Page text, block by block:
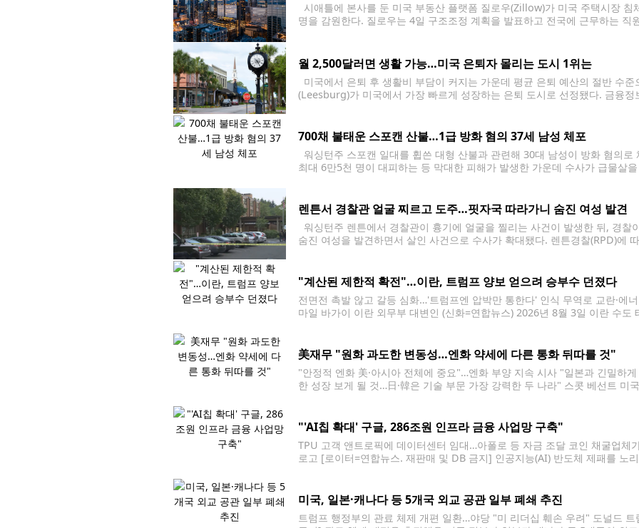
시애틀에 본사를 둔 미국 부동산 플랫폼 질로우(Zillow)가 미국 주택시장
명을 감원한다. 질로우는 4일 구조조정 계획을 발표하고 전국에 근무하는
월 2,500달러면 생활 가능…미국 은퇴자 몰리는 도시 1위는
미국에서 은퇴 후 생활비 부담이 커지는 가운데 평균 은퇴 예산의 절반 수
(Leesburg)가 미국에서 가장 빠르게 성장하는 은퇴 도시로 선정됐다. 금융
700채 불태운 스포캔 산불…1급 방화 혐의 37세 남성 체포
워싱턴주 스포캔 일대를 휩쓴 대형 산불과 관련해 30대 남성이 방화 혐의
최대 6만5천 명이 대피하는 등 막대한 피해가 발생한 가운데 수사가 급물살
렌튼서 경찰관 얼굴 찌르고 도주…핏자국 따라가니 숨진 여성 발견
워싱턴주 렌튼에서 경찰관이 흉기에 얼굴을 찔리는 사건이 발생한 뒤, 경
숨진 여성을 발견하면서 살인 사건으로 수사가 확대됐다. 렌튼경찰(RPD)에
"계산된 제한적 확전"…이란, 트럼프 양보 얻으려 승부수 던졌다
전면전 촉발 않고 갈등 심화…'트럼프엔 압박만 통한다' 인식 무역로 교란·에
마일 바가이 이란 외무부 대변인 (신화=연합뉴스) 2026년 8월 3일 이란 수
美재무 "원화 과도한 변동성…엔화 약세에 다른 통화 뒤따를 것"
"안정적 엔화 美·아시아 전체에 중요"…엔화 부양 지속 시사 "일본과 긴밀하
한 성장 보게 될 것…日·韓은 기술 부문 가장 강력한 두 나라" 스콧 베선트 미
"'AI칩 확대' 구글, 286조원 인프라 금융 사업망 구축"
TPU 고객 앤트로픽에 데이터센터 임대…아폴로 등 자금 조달 코인 채굴업
로고 [로이터=연합뉴스. 재판매 및 DB 금지] 인공지능(AI) 반도체 제패를 노
미국, 일본·캐나다 등 5개국 외교 공관 일부 폐쇄 추진
트럼프 행정부의 관료 체제 개편 일환…야당 "미 리더십 훼손 우려" 도널드